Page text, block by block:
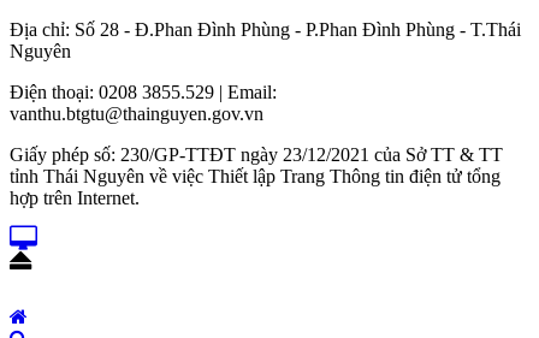
Địa chỉ: Số 28 - Đ.Phan Đình Phùng - P.Phan Đình Phùng - T.Thái
Nguyên
Điện thoại: 0208 3855.529 | Email:
vanthu.btgtu@thainguyen.gov.vn
Giấy phép số: 230/GP-TTĐT ngày 23/12/2021 của Sở TT & TT
tỉnh Thái Nguyên về việc Thiết lập Trang Thông tin điện tử tổng
hợp trên Internet.